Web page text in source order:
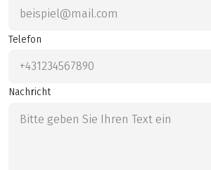
Telefon
Nachricht